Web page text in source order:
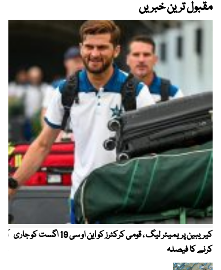
مقبول ترین خبریں
کیریبین پریمیئر لیگ ، قومی کرکٹرز کو این او سی 19 اگست کو جاری
کرنے کا فیصلہ